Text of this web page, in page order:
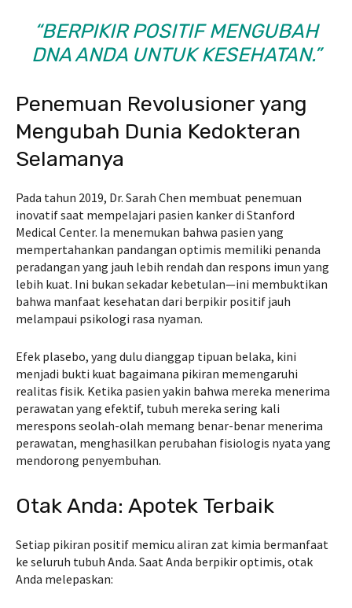
“BERPIKIR POSITIF MENGUBAH
DNA ANDA UNTUK KESEHATAN.”
Penemuan Revolusioner yang
Mengubah Dunia Kedokteran
Selamanya
Pada tahun 2019, Dr. Sarah Chen membuat penemuan
inovatif saat mempelajari pasien kanker di Stanford
Medical Center. Ia menemukan bahwa pasien yang
mempertahankan pandangan optimis memiliki penanda
peradangan yang jauh lebih rendah dan respons imun yang
lebih kuat. Ini bukan sekadar kebetulan—ini membuktikan
bahwa manfaat kesehatan dari berpikir positif jauh
melampaui psikologi rasa nyaman.
Efek plasebo, yang dulu dianggap tipuan belaka, kini
menjadi bukti kuat bagaimana pikiran memengaruhi
realitas fisik. Ketika pasien yakin bahwa mereka menerima
perawatan yang efektif, tubuh mereka sering kali
merespons seolah-olah memang benar-benar menerima
perawatan, menghasilkan perubahan fisiologis nyata yang
mendorong penyembuhan.
Otak Anda: Apotek Terbaik
Setiap pikiran positif memicu aliran zat kimia bermanfaat
ke seluruh tubuh Anda. Saat Anda berpikir optimis, otak
Anda melepaskan: